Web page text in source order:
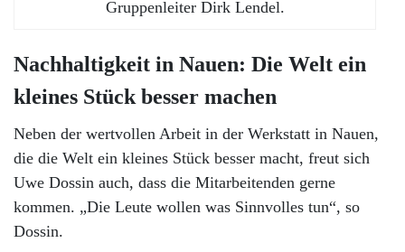
Gruppenleiter Dirk Lendel.
Nachhaltigkeit in Nauen: Die Welt ein
kleines Stück besser machen
Neben der wertvollen Arbeit in der Werkstatt in Nauen,
die die Welt ein kleines Stück besser macht, freut sich
Uwe Dossin auch, dass die Mitarbeitenden gerne
kommen. „Die Leute wollen was Sinnvolles tun“, so
Dossin.